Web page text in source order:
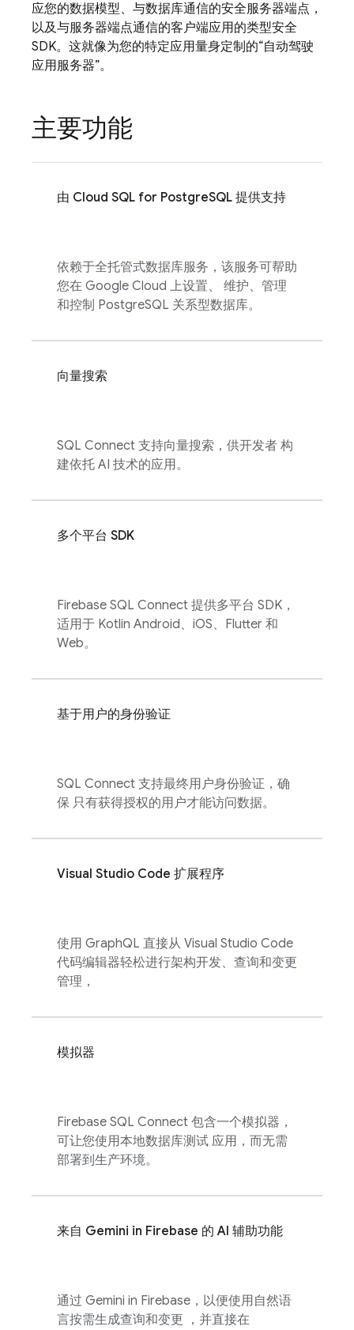
应您的数据模型、与数据库通信的安全服务器端点，
以及与服务器端点通信的客户端应用的类型安全
SDK。这就像为您的特定应用量身定制的“自动驾驶
应用服务器”。
主要功能
由 Cloud SQL for PostgreSQL 提供支持
依赖于全托管式数据库服务，该服务可帮助
您在 Google Cloud 上设置、 维护、管理
和控制 PostgreSQL 关系型数据库。
向量搜索
SQL Connect 支持向量搜索，供开发者 构
建依托 AI 技术的应用。
多个平台 SDK
Firebase SQL Connect 提供多平台 SDK，
适用于 Kotlin Android、iOS、Flutter 和
Web。
基于用户的身份验证
SQL Connect 支持最终用户身份验证，确
保 只有获得授权的用户才能访问数据。
Visual Studio Code 扩展程序
使用 GraphQL 直接从 Visual Studio Code
代码编辑器轻松进行架构开发、查询和变更
管理，
模拟器
Firebase SQL Connect 包含一个模拟器，
可让您使用本地数据库测试 应用，而无需
部署到生产环境。
来自 Gemini in Firebase 的 AI 辅助功能
通过 Gemini in Firebase ，以便使用自然语
言按需生成查询和变更 ，并直接在